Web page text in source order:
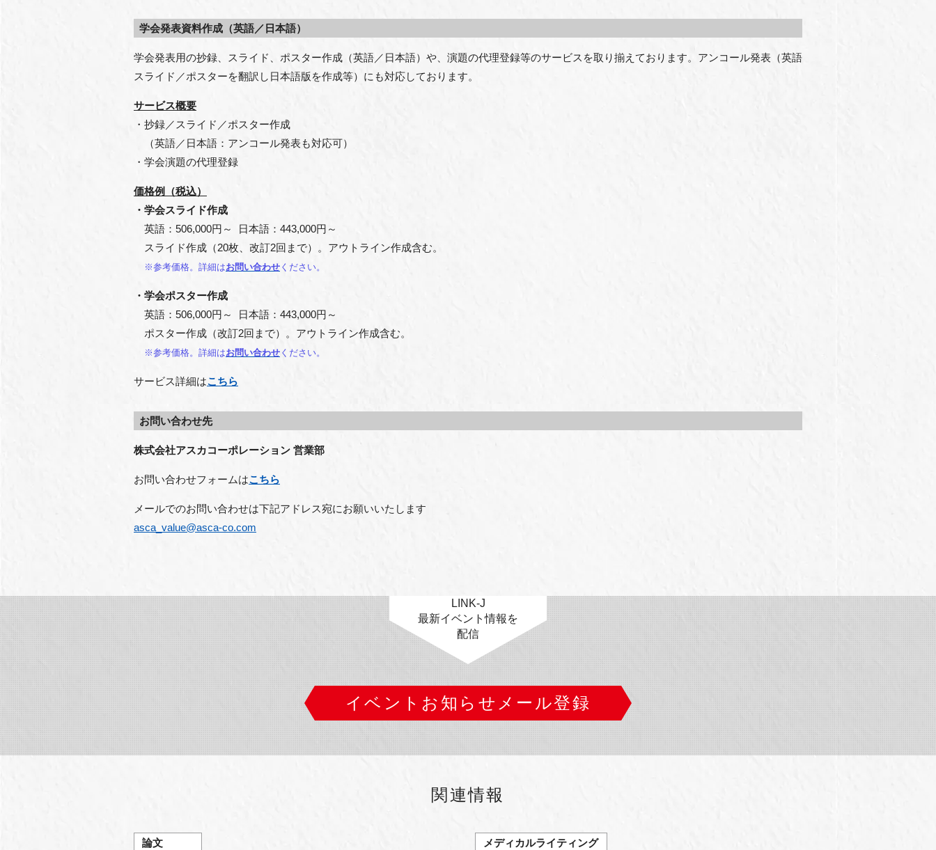
学会発表資料作成（英語／日本語）
学会発表用の抄録、スライド、ポスター作成（英語／日本語）や、演題の代理登録等のサービスを取り揃えております。アンコール発表（英語
スライド／ポスターを翻訳し日本語版を作成等）にも対応しております。
サービス概要
・抄録／スライド／ポスター作成
（英語／日本語：アンコール発表も対応可）
・学会演題の代理登録
価格例（税込）
・学会スライド作成
英語：506,000円～ 日本語：443,000円～
スライド作成（20枚、改訂2回まで）。アウトライン作成含む。
※参考価格。詳細はお問い合わせ ください。
・学会ポスター作成
英語：506,000円～ 日本語：443,000円～
ポスター作成（改訂2回まで）。アウトライン作成含む。
※参考価格。詳細はお問い合わせ ください。
サービス詳細はこちら
お問い合わせ先
株式会社アスカコーポレーション 営業部
お問い合わせフォームはこちら
メールでのお問い合わせは下記アドレス宛にお願いいたします
asca_value@asca-co.com
LINK-J
最新イベント情報を
配信
イベントお知らせメール登録
関連情報
論文 メディカルライティング